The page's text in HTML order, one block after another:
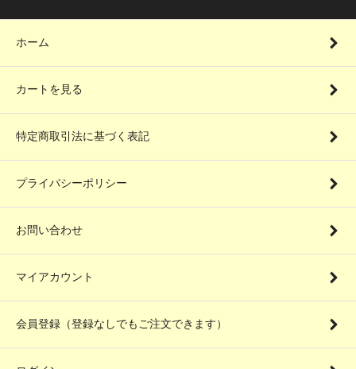
ホーム
カートを見る
特定商取引法に基づく表記
プライバシーポリシー
お問い合わせ
マイアカウント
会員登録（登録なしでもご注文できます）